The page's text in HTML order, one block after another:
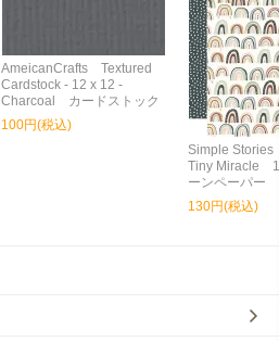
AmeicanCrafts Textured
Cardstock - 12 x 12 -
Charcoal カードストック
100円(税込)
Simple
Tiny Miracle
ーンペーパー
130円(税込)